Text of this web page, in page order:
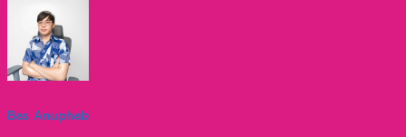
Bas Anuphab